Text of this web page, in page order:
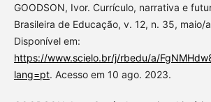
GOODSON, Ivor. Currículo, narrativa e
Brasileira de Educação, v. 12, n. 35, maio/
Disponível em:
https://www.scielo.br/j/rbedu/a/
lang=pt. Acesso em 10 ago. 2023.